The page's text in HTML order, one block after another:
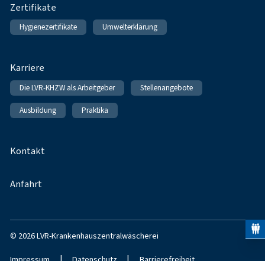
Zertifikate
Hygienezertifikate Umwelterklärung
Karriere
Die LVR-KHZW als Arbeitgeber Stellenangebote
Ausbildung Praktika
Kontakt
Anfahrt
© 2026 LVR-Krankenhauszentralwäscherei